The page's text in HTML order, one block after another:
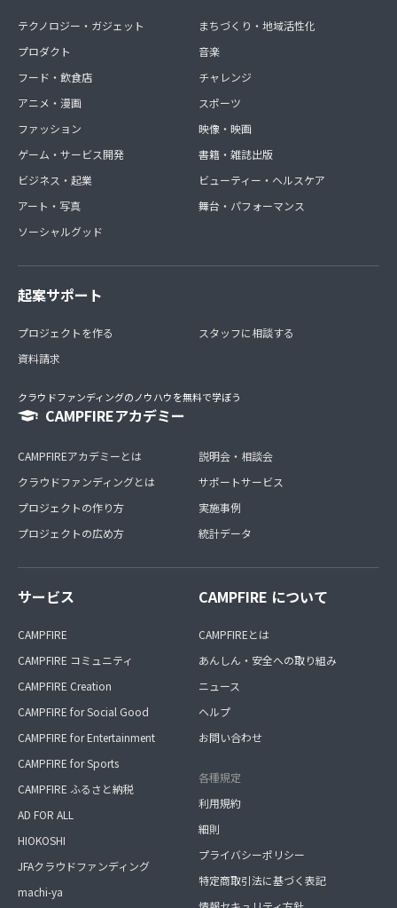
テクノロジー・ガジェット
プロダクト
フード・飲食店
アニメ・漫画
ファッション
ゲーム・サービス開発
ビジネス・起業
アート・写真
ソーシャルグッド
まちづくり・地域活性化
音楽
チャレンジ
スポーツ
映像・映画
書籍・雑誌出版
ビューティー・ヘルスケア
舞台・パフォーマンス
起案サポート
プロジェクトを作る
資料請求
スタッフに相談する
クラウドファンディングのノウハウを無料で学ぼう
CAMPFIREアカデミー
CAMPFIREアカデミーとは
クラウドファンディングとは
プロジェクトの作り方
プロジェクトの広め方
説明会・相談会
サポートサービス
実施事例
統計データ
サービス
CAMPFIRE
CAMPFIRE コミュニティ
CAMPFIRE Creation
CAMPFIRE for Social Good
CAMPFIRE for Entertainment
CAMPFIRE for Sports
CAMPFIRE ふるさと納税
AD FOR ALL
HIOKOSHI
JFAクラウドファンディング
machi-ya
CAMPFIRE について
CAMPFIREとは
あんしん・安全への取り組み
ニュース
ヘルプ
お問い合わせ
各種規定
利用規約
細則
プライバシーポリシー
特定商取引法に基づく表記